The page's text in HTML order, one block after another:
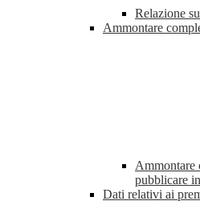
Relazione
Ammontare
Ammontare
pubblicare
Dati relativi ai